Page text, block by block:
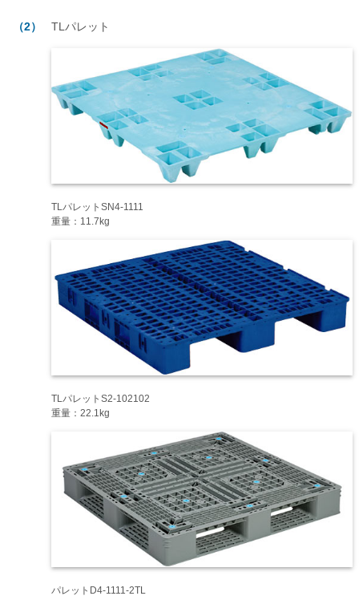
（2） TLパレット
TLパレットSN4-1111
重量：11.7kg
TLパレットS2-102102
重量：22.1kg
パレットD4-1111-2TL